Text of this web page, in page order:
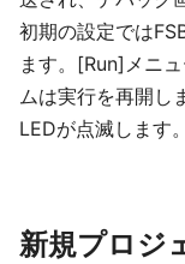
初期の設定では
ます。[Run]メニ
ムは実行を再開し
LEDが点滅します。
新規プロジ